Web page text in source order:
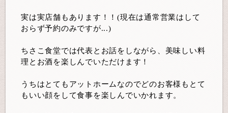
実は実店舗もあります！！(現在は通常営業はして
おらず予約のみですが...)
ちさこ食堂では代表とお話をしながら、美味しい料
理とお酒を楽しんでいただけます！
うちはとてもアットホームなのでどのお客様もとて
もいい顔をして食事を楽しんでいかれます。